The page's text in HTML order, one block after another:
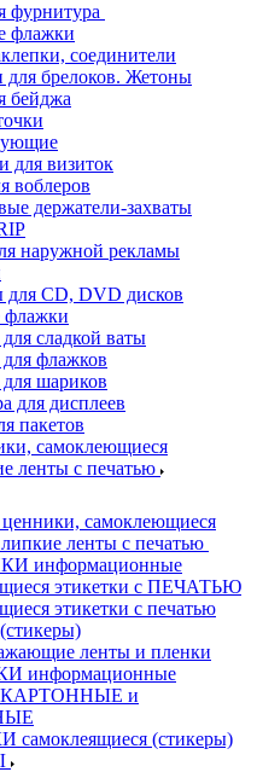
фурнитура
флажки
соединители
для брелоков. Жетоны
бейджа
для визиток
воблеров
держатели-захваты
наружной рекламы
для CD, DVD дисков
флажки
сладкой ваты
флажков
шариков
для дисплеев
пакетов
самоклеющиеся
ленты с печатью
самоклеющиеся
ленты с печатью
информационные
этикетки с ПЕЧАТЬЮ
этикетки с печатью
ленты и пленки
информационные
КАРТОННЫЕ и
(стикеры)